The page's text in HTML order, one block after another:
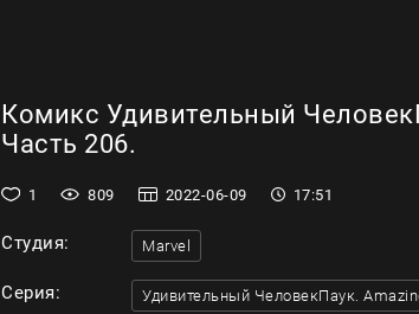
Комикс Удивительный
Часть 206.
1 809 2022-06-09 17:51
Студия: Marvel
Серия: Удивительный ЧеловекПаук.